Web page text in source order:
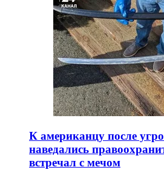
К американцу после
наведались
встречал с мечом